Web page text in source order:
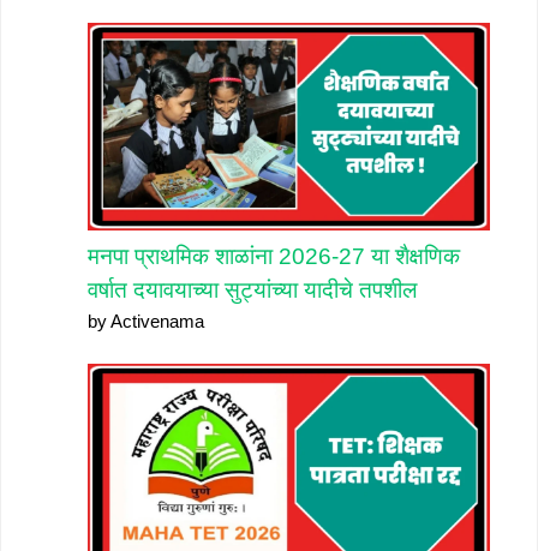
मनपा प्राथमिक शाळांना 2026-27 या शैक्षणिक
वर्षात दयावयाच्या सुट्यांच्या यादीचे तपशील
by Activenama